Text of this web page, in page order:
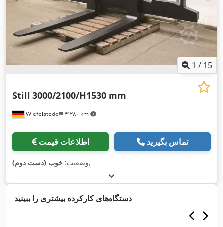
1 / 15
Wiefelstede ۴٬۲۸۰ km
Still 3000/2100/H1530 mm
اطلاعات قیمت تماس بگیرید
وضعیت: خوب (دست دوم) ,
دستگاه‌های کارکرده بیشتری را ببینید